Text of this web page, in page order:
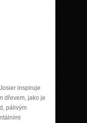
inspiruje
dřevem, jako je
pálivým